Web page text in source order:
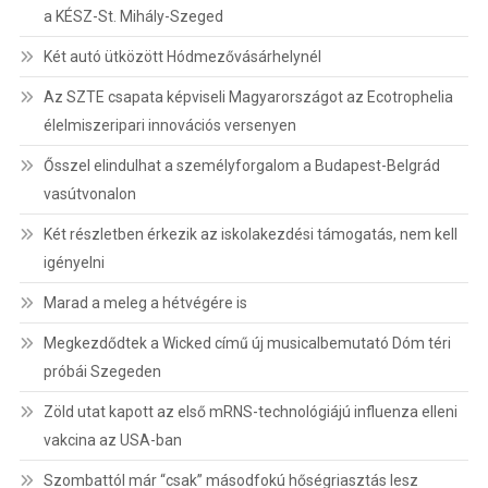
a KÉSZ-St. Mihály-Szeged
Két autó ütközött Hódmezővásárhelynél
Az SZTE csapata képviseli Magyarországot az Ecotrophelia
élelmiszeripari innovációs versenyen
Ősszel elindulhat a személyforgalom a Budapest-Belgrád
vasútvonalon
Két részletben érkezik az iskolakezdési támogatás, nem kell
igényelni
Marad a meleg a hétvégére is
Megkezdődtek a Wicked című új musicalbemutató Dóm téri
próbái Szegeden
Zöld utat kapott az első mRNS-technológiájú influenza elleni
vakcina az USA-ban
Szombattól már “csak” másodfokú hőségriasztás lesz